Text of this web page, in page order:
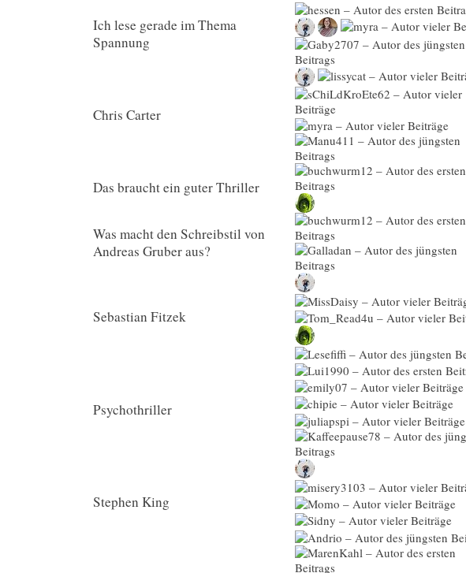
Ich lese gerade im Thema
Spannung
Chris Carter
Das braucht ein guter Thriller
Was macht den Schreibstil von
Andreas Gruber aus?
Sebastian Fitzek
Psychothriller
Stephen King